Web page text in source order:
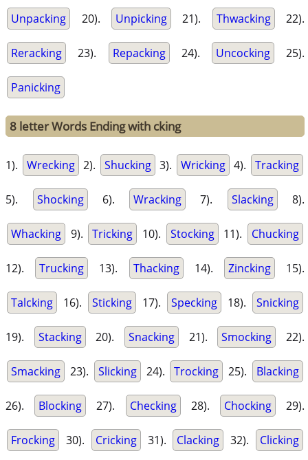
Unpacking 20). Unpicking 21). Thwacking 22).
Reracking 23). Repacking 24). Uncocking 25).
Panicking
8 letter Words Ending with cking
1). Wrecking 2). Shucking 3). Wricking 4). Tracking
5). Shocking 6). Wracking 7). Slacking 8).
Whacking 9). Tricking 10). Stocking 11). Chucking
12). Trucking 13). Thacking 14). Zincking 15).
Talcking 16). Sticking 17). Specking 18). Snicking
19). Stacking 20). Snacking 21). Smocking 22).
Smacking 23). Slicking 24). Trocking 25). Blacking
26). Blocking 27). Checking 28). Chocking 29).
Frocking 30). Cricking 31). Clacking 32). Clicking